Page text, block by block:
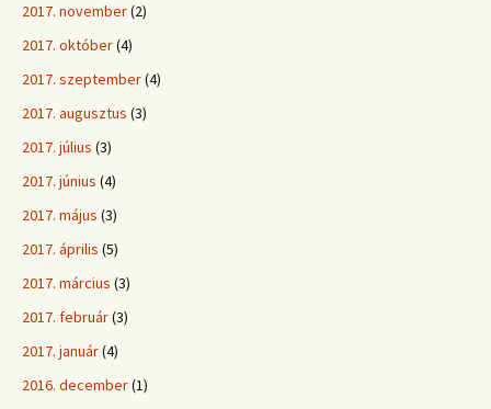
2017. november(2)
2017. október(4)
2017. szeptember(4)
2017. augusztus (3)
2017. július (3)
2017. június (4)
2017. május (3)
2017. április (5)
2017. március (3)
2017. február(3)
2017. január(4)
2016. december(1)